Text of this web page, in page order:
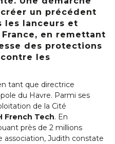
un précédent
les lanceurs et
France, en remettant
des protections
les
tant que directrice
du Havre. Parmi ses
de la Cité
French Tech. En
près de 2 millions
association, Judith constate